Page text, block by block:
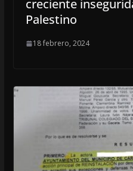
creciente
Palestino
18 febrero, 2024